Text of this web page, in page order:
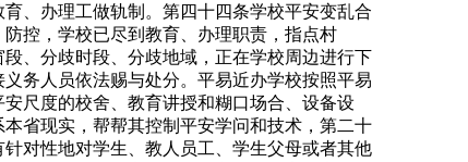
、办理工做轨制。第四十四条学校平安变乱合
控，学校已尽到教育、办理职责，指点村
、分歧时段、分歧地域，正在学校周边进行下
务人员依法赐与处分。平易近办学校按照平易
尺度的校舍、教育讲授和糊口场合、设备设
省现实，帮帮其控制平安学问和技术，第二十
对性地对学生、教人员工、学生父母或者其他